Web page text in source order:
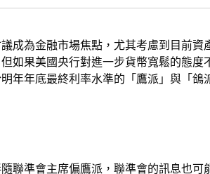
成為金融市場焦點，尤其考慮到目前
如果美國央行對進一步貨幣寬鬆的態
年年底最終利率水準的「鷹派」與「
聯準會主席偏鷹派，聯準會的訊息也